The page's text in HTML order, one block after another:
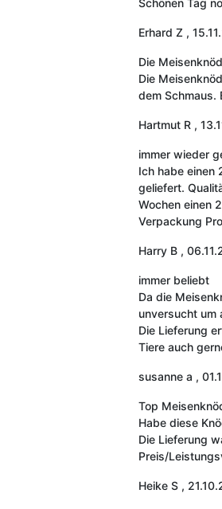
Erhard Z ,
Die
Die
dem Schmaus.
Hartmut R ,
immer wieder
Ich habe einen
geliefert.
Wochen einen
Verpackung
Harry B ,
immer beliebt
Da die
unversucht um
Die Lieferung
Tiere auch
susanne a ,
Top
Habe diese
Die Lieferung
Preis/
Heike S ,